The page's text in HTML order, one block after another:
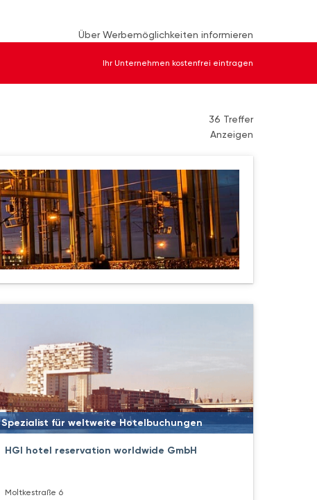
Über Werbemöglichkeiten informieren
Ihr Unternehmen kostenfrei eintragen
36 Treffer
Anzeigen
Spezialist für weltweite Hotelbuchungen
HGI hotel reservation worldwide GmbH
Moltkestraße 6